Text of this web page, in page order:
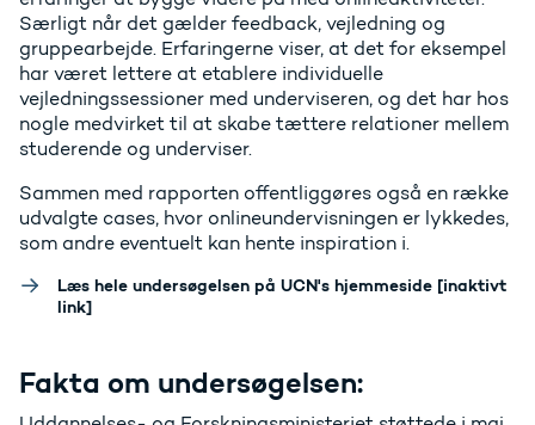
Særligt når det gælder feedback, vejledning og
gruppearbejde. Erfaringerne viser, at det for eksempel
har været lettere at etablere individuelle
vejledningssessioner med underviseren, og det har hos
nogle medvirket til at skabe tættere relationer mellem
studerende og underviser.
Sammen med rapporten offentliggøres også en række
udvalgte cases, hvor onlineundervisningen er lykkedes,
som andre eventuelt kan hente inspiration i.
Læs hele undersøgelsen på UCN's hjemmeside [inaktivt
link]
Fakta om undersøgelsen: